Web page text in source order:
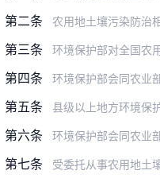
第二条 农用地土壤污染防治
第三条 环境保护部对全国农用
第四条 环境保护部会同农业
第五条 县级以上地方环境保
第六条 环境保护部会同农业
第七条 受委托从事农用地土壤污